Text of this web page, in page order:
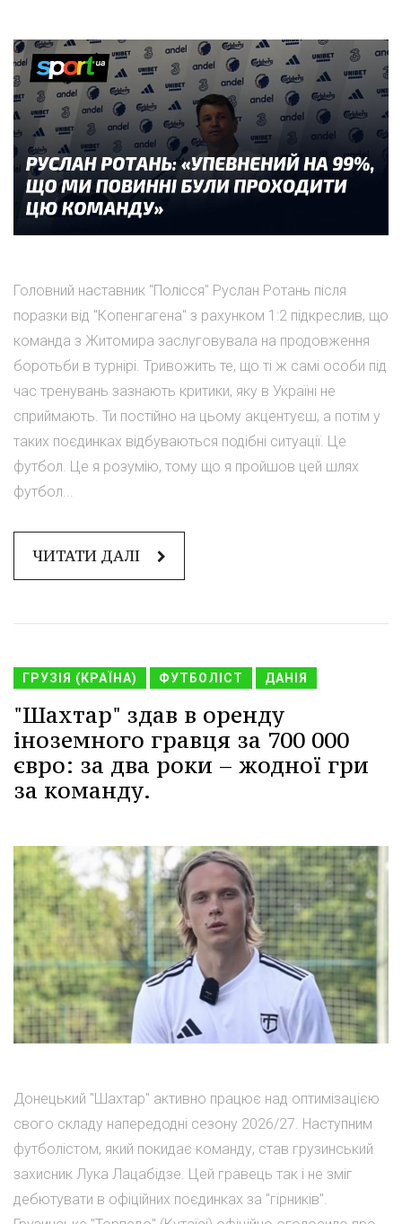
Головний наставник "Полісся" Руслан Ротань після
поразки від "Копенгагена" з рахунком 1:2 підкреслив, що
команда з Житомира заслуговувала на продовження
боротьби в турнірі. Тривожить те, що ті ж самі особи під
час тренувань зазнають критики, яку в Україні не
сприймають. Ти постійно на цьому акцентуєш, а потім у
таких поєдинках відбуваються подібні ситуації. Це
футбол. Це я розумію, тому що я пройшов цей шлях
футбол...
ЧИТАТИ ДАЛІ
ГРУЗІЯ (КРАЇНА) ФУТБОЛІСТ ДАНІЯ
"Шахтар" здав в оренду
іноземного гравця за 700 000
євро: за два роки – жодної гри
за команду.
Донецький "Шахтар" активно працює над оптимізацією
свого складу напередодні сезону 2026/27. Наступним
футболістом, який покидає команду, став грузинський
захисник Лука Лацабідзе. Цей гравець так і не зміг
дебютувати в офіційних поєдинках за "гірників".